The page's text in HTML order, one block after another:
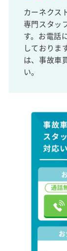
カーネクス
専門スタッ
す。お電話
しておりま
は、事故車
い。